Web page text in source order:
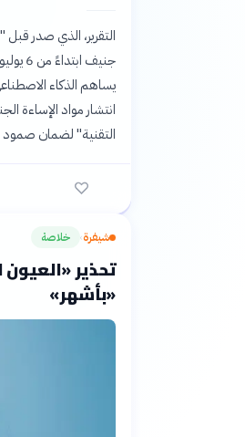
التقرير، الذي صدر قبل
انتشار مواد الإساءة
التقنية" لضمان صمود
شيفرة› خلاصة
تحذير
«بأشهر»